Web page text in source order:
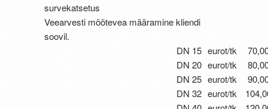
survekatsetus
Veearvesti mõõtevea määramine kliendi
soovil.
DN 15 eurot/tk
DN 20 eurot/tk
DN 25 eurot/tk
DN 32 eurot/tk